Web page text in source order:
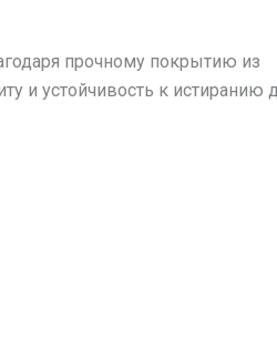
прочному покрытию из
и устойчивость к истиранию